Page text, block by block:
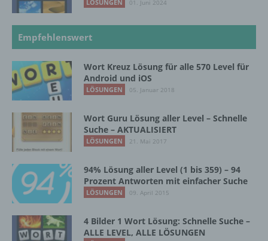
LÖSUNGEN 01. Juni 2024
Empfehlenswert
Wort Kreuz Lösung für alle 570 Level für
Android und iOS
LÖSUNGEN 05. Januar 2018
Wort Guru Lösung aller Level – Schnelle
Suche – AKTUALISIERT
LÖSUNGEN 21. Mai 2017
94% Lösung aller Level (1 bis 359) – 94
Prozent Antworten mit einfacher Suche
LÖSUNGEN 09. April 2015
4 Bilder 1 Wort Lösung: Schnelle Suche –
ALLE LEVEL, ALLE LÖSUNGEN
juristische Person, Behörde, Einrichtung
gemeinsam mit anderen über die Zwecke
und Mittel der Verarbeitung von
personenbezogenen Daten entscheidet.
Sind die Zwecke und Mittel dieser
Verarbeitung durch das Unionsrecht oder
das Recht der Mitgliedstaaten vorgegeben,
so kann der Verantwortliche
beziehungsweise können die bestimmten
Unionsrecht oder dem Recht der
Mitgliedstaaten vorgesehen werden.
h) Auftragsverarbeiter